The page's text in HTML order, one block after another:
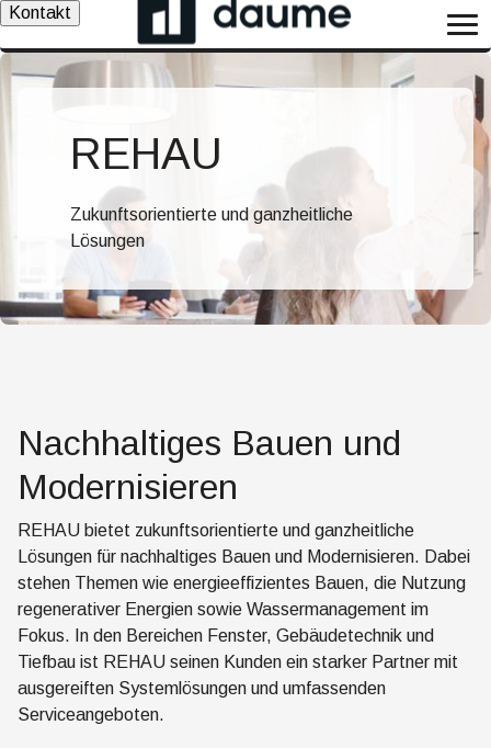
Kontakt
REHAU
Zukunftsorientierte und ganzheitliche
Lösungen
Nachhaltiges Bauen und
Modernisieren
REHAU bietet zukunftsorientierte und ganzheitliche
Lösungen für nachhaltiges Bauen und Modernisieren. Dabei
stehen Themen wie energieeffizientes Bauen, die Nutzung
regenerativer Energien sowie Wassermanagement im
Fokus. In den Bereichen Fenster, Gebäudetechnik und
Tiefbau ist REHAU seinen Kunden ein starker Partner mit
ausgereiften Systemlösungen und umfassenden
Serviceangeboten.